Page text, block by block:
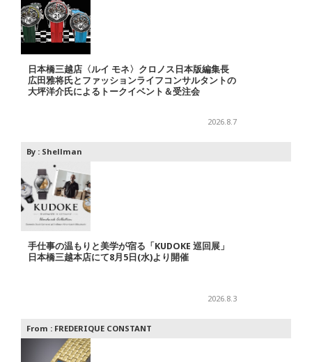
日本橋三越店〈ルイ モネ〉クロノス日本版編集長
広田雅将氏とファッションライフコンサルタントの
大坪洋介氏によるトークイベント＆受注会
2026.8.7
By : Shellman
手仕事の温もりと美学が宿る「KUDOKE 巡回展」
日本橋三越本店にて8月5日(水)より開催
2026.8.3
From : FREDERIQUE CONSTANT